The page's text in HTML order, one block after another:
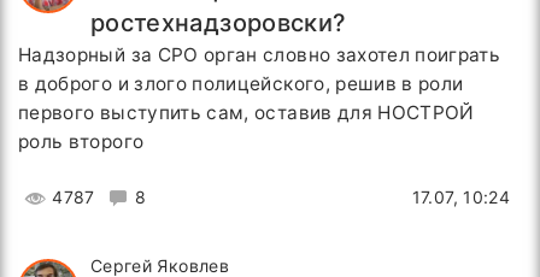
ростехнадзоровски?
Надзорный за СРО орган словно захотел поиграть
в доброго и злого полицейского, решив в роли
первого выступить сам, оставив для НОСТРОЙ
роль второго
4787 8 17.07, 10:24
Сергей Яковлев